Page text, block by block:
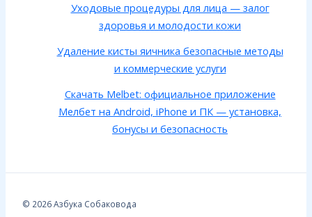
Уходовые процедуры для лица — залог
здоровья и молодости кожи
Удаление кисты яичника безопасные методы
и коммерческие услуги
Скачать Melbet: официальное приложение
Мелбет на Android, iPhone и ПК — установка,
бонусы и безопасность
© 2026 Азбука Собаковода